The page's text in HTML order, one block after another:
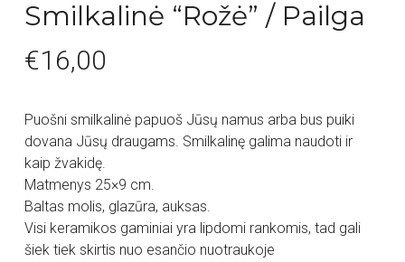
Smilkalinė “Rožė” / Pailga
€16,00
Puošni smilkalinė papuoš Jūsų namus arba bus puiki
dovana Jūsų draugams. Smilkalinę galima naudoti ir
kaip žvakidę.
Matmenys 25×9 cm.
Baltas molis, glazūra, auksas.
Visi keramikos gaminiai yra lipdomi rankomis, tad gali
šiek tiek skirtis nuo esančio nuotraukoje